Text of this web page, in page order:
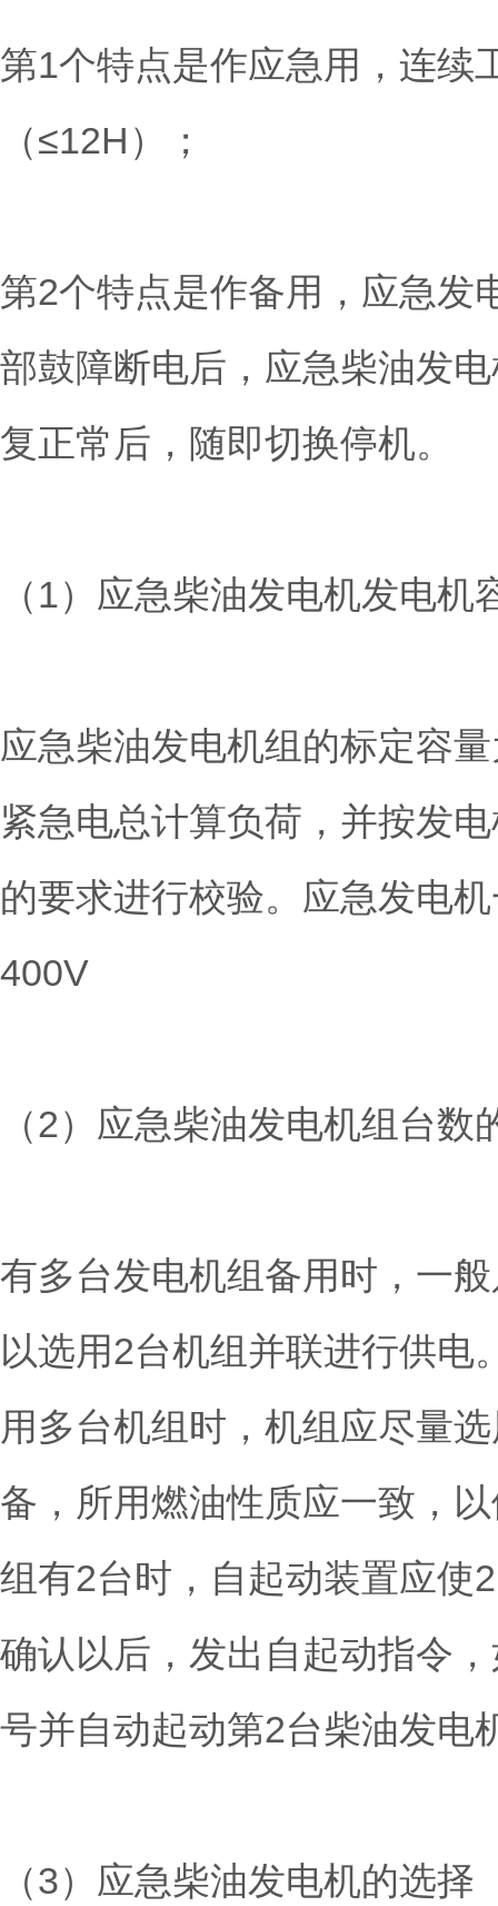
第1个特点是作应急用，连续
（≤12H）；
第2个特点是作备用，应急发
部鼓障断电后，应急柴油发
复正常后，随即切换停机。
（1）应急柴油发电机发电机
应急柴油发电机组的标定容
紧急电总计算负荷，并按发
的要求进行校验。应急发电
400V
（2）应急柴油发电机组台数
有多台发电机组备用时，一
以选用2台机组并联进行供电
用多台机组时，机组应尽量
备，所用燃油性质应一致，
组有2台时，自起动装置应使
确认以后，发出自起动指令
号并自动起动第2台柴油发电
（3）应急柴油发电机的选择